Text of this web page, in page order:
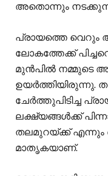
അതൊന്നും
പ്രായത്തെ വെറും
ലോകത്തേക്ക്
മുൻപിൽ നമ്മുടെ
ഉയർത്തിയിരുന്നു.
ചേർത്തുപിടിച്ച
ലക്ഷ്യങ്ങൾക്ക്
തലമുറയ്ക്ക്
മാതൃകയാണ്.